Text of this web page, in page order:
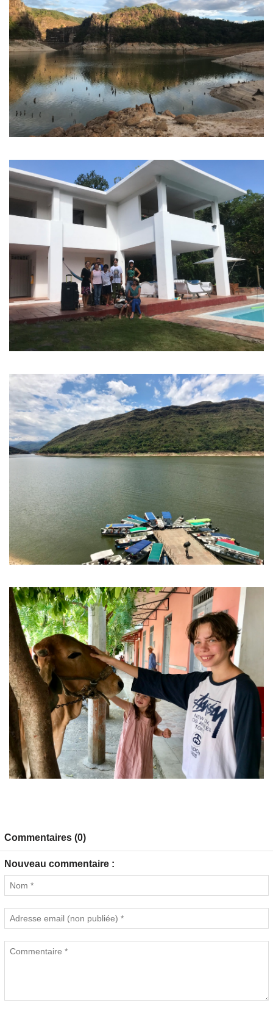
Commentaires (0)
Nouveau commentaire :